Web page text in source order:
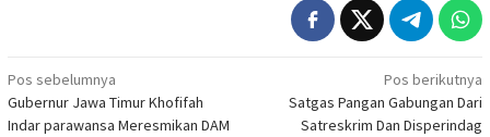
Navigasi
pos
Pos sebelumnya
Gubernur Jawa Timur Khofifah
Indar parawansa Meresmikan DAM
Pos berikutnya
Satgas Pangan Gabungan Dari
Satreskrim Dan Disperindag